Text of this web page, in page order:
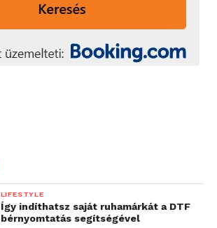
LIFESTYLE
Így indíthatsz saját ruhamárkát a DTF
bérnyomtatás segítségével